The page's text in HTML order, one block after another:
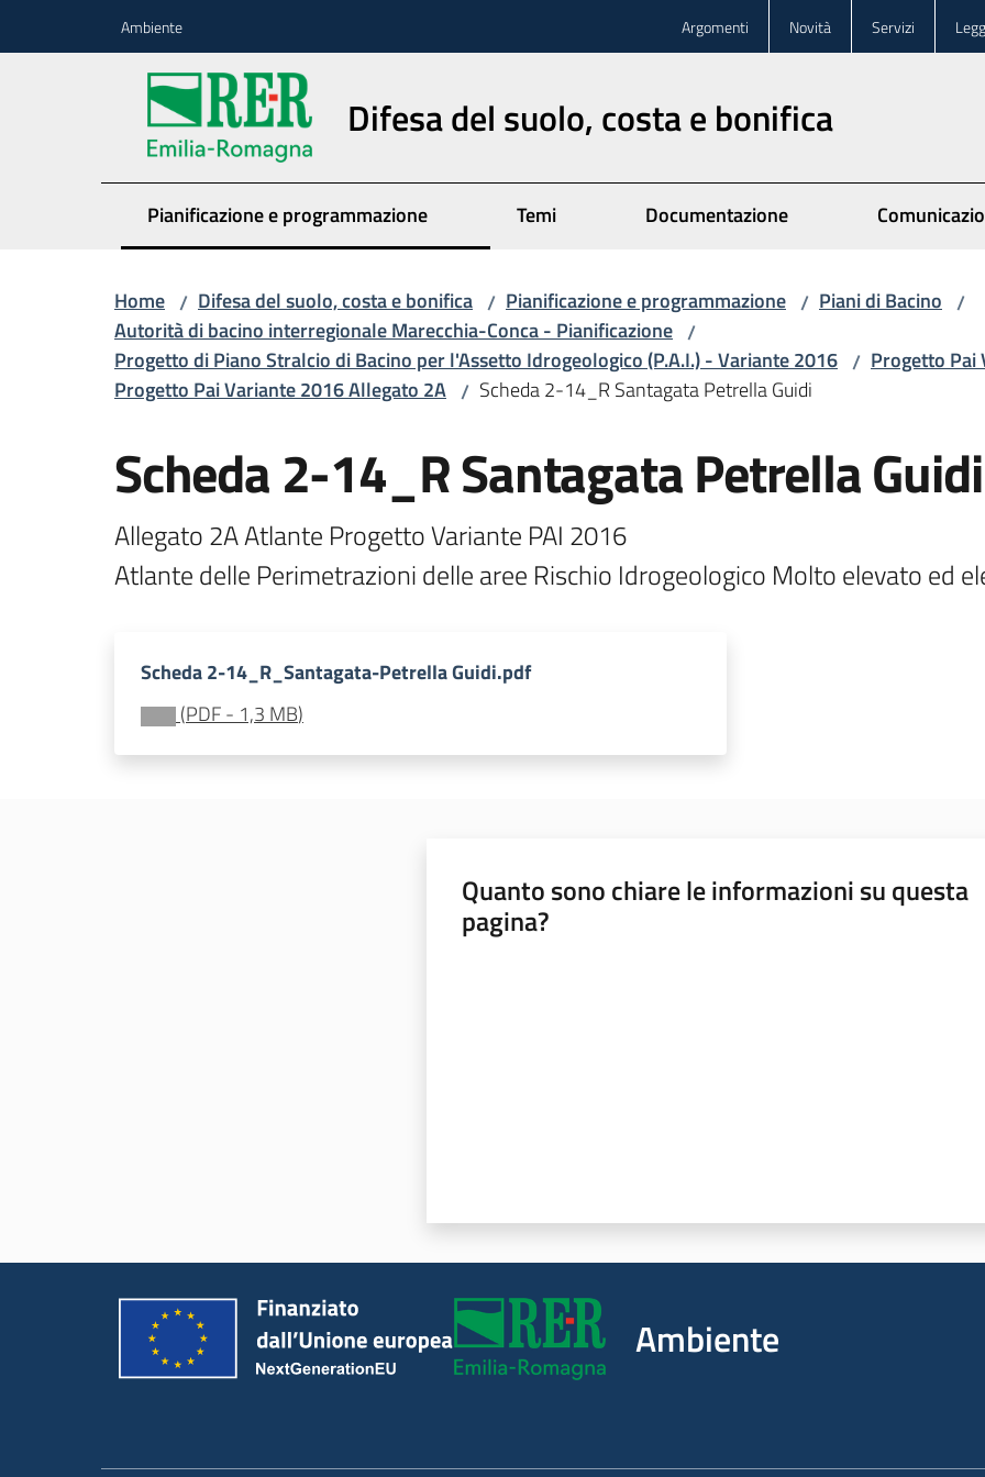
Ambiente Argomenti Novità Servizi
Difesa del suolo, costa e bonifica
Pianificazione e programmazione Temi Documentazione
Home / Difesa del suolo, costa e bonifica / Pianificazione e programmazione / Piani di Bacino /
Autorità di bacino interregionale Marecchia-Conca - Pianificazione /
Progetto di Piano Stralcio di Bacino per l'Assetto Idrogeologico (P.A.I.) - Variante 2016 / Progetto Pai
Progetto Pai Variante 2016 Allegato 2A / Scheda 2-14_R Santagata Petrella Guidi
Scheda 2-14_R Santagata Petrella Guidi
Allegato 2A Atlante Progetto Variante PAI 2016
Atlante delle Perimetrazioni delle aree Rischio Idrogeologico Molto elevato ed
Scheda 2-14_R_Santagata-Petrella Guidi.pdf
(PDF- 1,3 MB)
Quanto sono chiare le informazioni su questa
pagina?
Ambiente